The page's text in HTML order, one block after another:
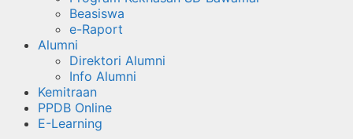
Beasiswa
e-Raport
Alumni
Direktori Alumni
Info Alumni
Kemitraan
PPDB Online
E-Learning